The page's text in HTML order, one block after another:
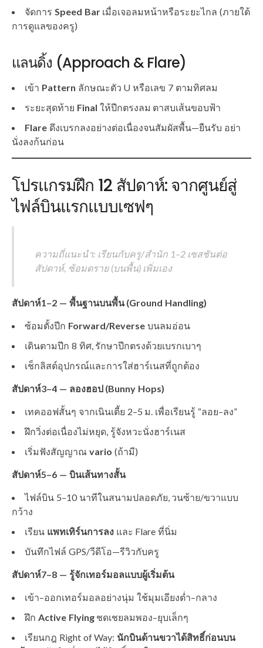
จัดการ Speed Barเมื่อเจอลมหน้าหรือระยะไกล (ภายใต้
การดูแลของครู)
แลนดิ้ง (Approach & Flare)
เข้า Pattern ลักษณะตัว U หรือเลข 7 ตามทิศลม
ระยะสุดท้าย Final ให้ปีกตรงลม ตาสบเส้นขอบฟ้า
Flare ดึงเบรกลงอย่างต่อเนื่องจนสัมผัสพื้น—ยืนรับ อย่า
นั่งลงก้นก่อน
โปรแกรมฝึก 12 สัปดาห์: จากศูนย์สู่
ไฟล์บินแรกแบบเซฟๆ
ความถี่แนะนำ: เรียนกับครู/สำนัก 1–2 เซสชันต่อ
สัปดาห์, ซ้อมดราย (บนพื้น) เพิ่มเอง
สัปดาห์1–2 — พื้นฐานบนพื้น (Ground Handling)
ซ้อมตั้งปีก Forward/Reverseบนลมอ่อน
เดินตามปีก 8 ทิศ, รักษาปีกตรงด้วยเบรกเบาๆ
เช็กลิสต์อุปกรณ์และการใส่ฮาร์เนสที่ถูกต้อง
สัปดาห์3–4 — ลองฮอป (Bunny Hops)
เทคออฟสั้นๆ จากเนินเตี้ย 2–5 ม. เพื่อเรียนรู้ “ลอย–ลง”
ฝึกวิ่งต่อเนื่องไม่หยุด, รู้จังหวะนั่งฮาร์เนส
เริ่มฟังสัญญาณ vario (ถ้ามี)
สัปดาห์5–6 — บินเส้นทางสั้น
ไฟล์บิน 5–10 นาทีในสนามปลอดภัย, วนซ้าย/ขวาแบบ
กว้าง
เรียน แพทเทิร์นการลงและ Flare ที่นิ่ม
บันทึกไฟล์ GPS/วีดีโอ—รีวิวกับครู
สัปดาห์7–8 — รู้จักเทอร์มอลแบบผู้เริ่มต้น
เข้า–ออกเทอร์มอลอย่างนุ่ม ใช้มุมเอียงต่ำ–กลาง
ฝึก Active Flyingชดเชยลมพอง–ยุบเล็กๆ
เรียนกฎ Right of Way: นักบินด้านขวาได้สิทธิ์ก่อนบน